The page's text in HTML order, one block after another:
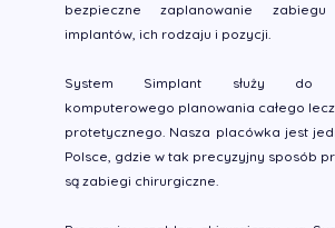
bezpieczne zaplanowanie zabiegu
implantów, ich rodzaju i pozycji.
System Simplant służy do
komputerowego planowania całego
protetycznego. Nasza placówka jest
Polsce, gdzie w tak precyzyjny sposób
są zabiegi chirurgiczne.